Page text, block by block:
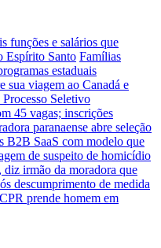
funções e salários que
Espírito Santo Famílias
estaduais
sua viagem ao Canadá e
Seletivo
45 vagas; inscrições
paranaense abre seleção
B2B SaaS com modelo que
de suspeito de homicídio
diz irmão da moradora que
descumprimento de medida
prende homem em